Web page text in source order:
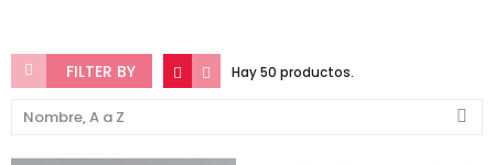
FILTER BY Hay 50 productos.
Nombre, A a Z